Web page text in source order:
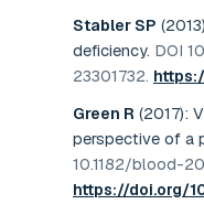
Stabler SP (2013)
deficiency. DOI
23301732.
Green R (2017):
perspective of a
10.1182/blood-
https://doi.org/